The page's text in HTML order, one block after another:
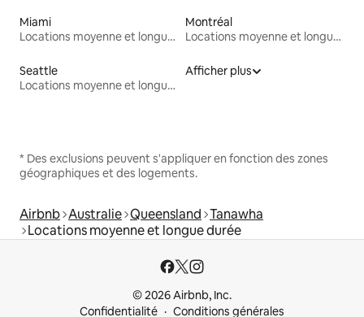
Miami
Locations moyenne et longue durée
Montréal
Locations moyenne et longue durée
Seattle
Locations moyenne et longue durée
Afficher plus
* Des exclusions peuvent s'appliquer en fonction des zones
géographiques et des logements.
Airbnb Australie Queensland Tanawha
Locations moyenne et longue durée
© 2026 Airbnb, Inc.
Confidentialité
Conditions générales